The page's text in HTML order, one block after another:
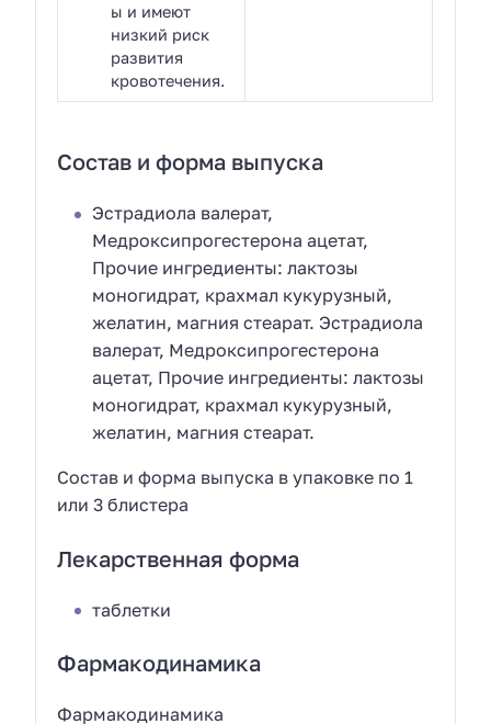
ы и имеют
низкий риск
развития
кровотечения.
Состав и форма выпуска
Эстрадиола валерат,
Медроксипрогестерона ацетат,
Прочие ингредиенты: лактозы
моногидрат, крахмал кукурузный,
желатин, магния стеарат. Эстрадиола
валерат, Медроксипрогестерона
ацетат, Прочие ингредиенты: лактозы
моногидрат, крахмал кукурузный,
желатин, магния стеарат.
Состав и форма выпуска в упаковке по 1
или 3 блистера
Лекарственная форма
таблетки
Фармакодинамика
Фармакодинамика